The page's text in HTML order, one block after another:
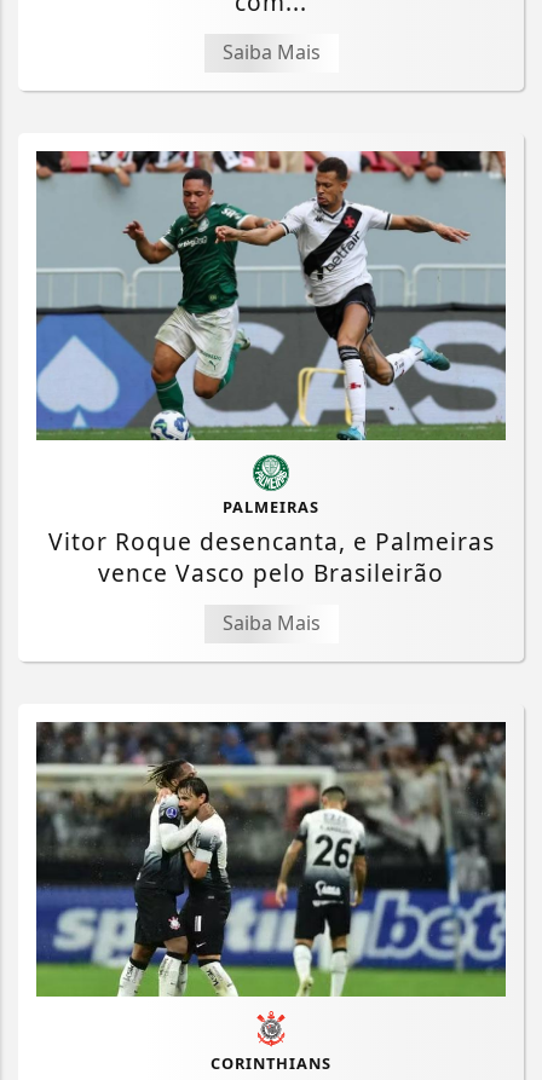
Saiba Mais
PALMEIRAS
Vitor Roque desencanta, e Palmeiras
vence Vasco pelo Brasileirão
Saiba Mais
CORINTHIANS